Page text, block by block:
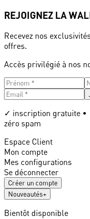
REJOIGNEZ LA
Recevez nos
offres.
Accès privilégié à nos
✓ inscription gratuite •
zéro spam
Espace Client
Mon compte
Mes configurations
Se déconnecter
Créer un compte
Nouveautés+
Bientôt disponible